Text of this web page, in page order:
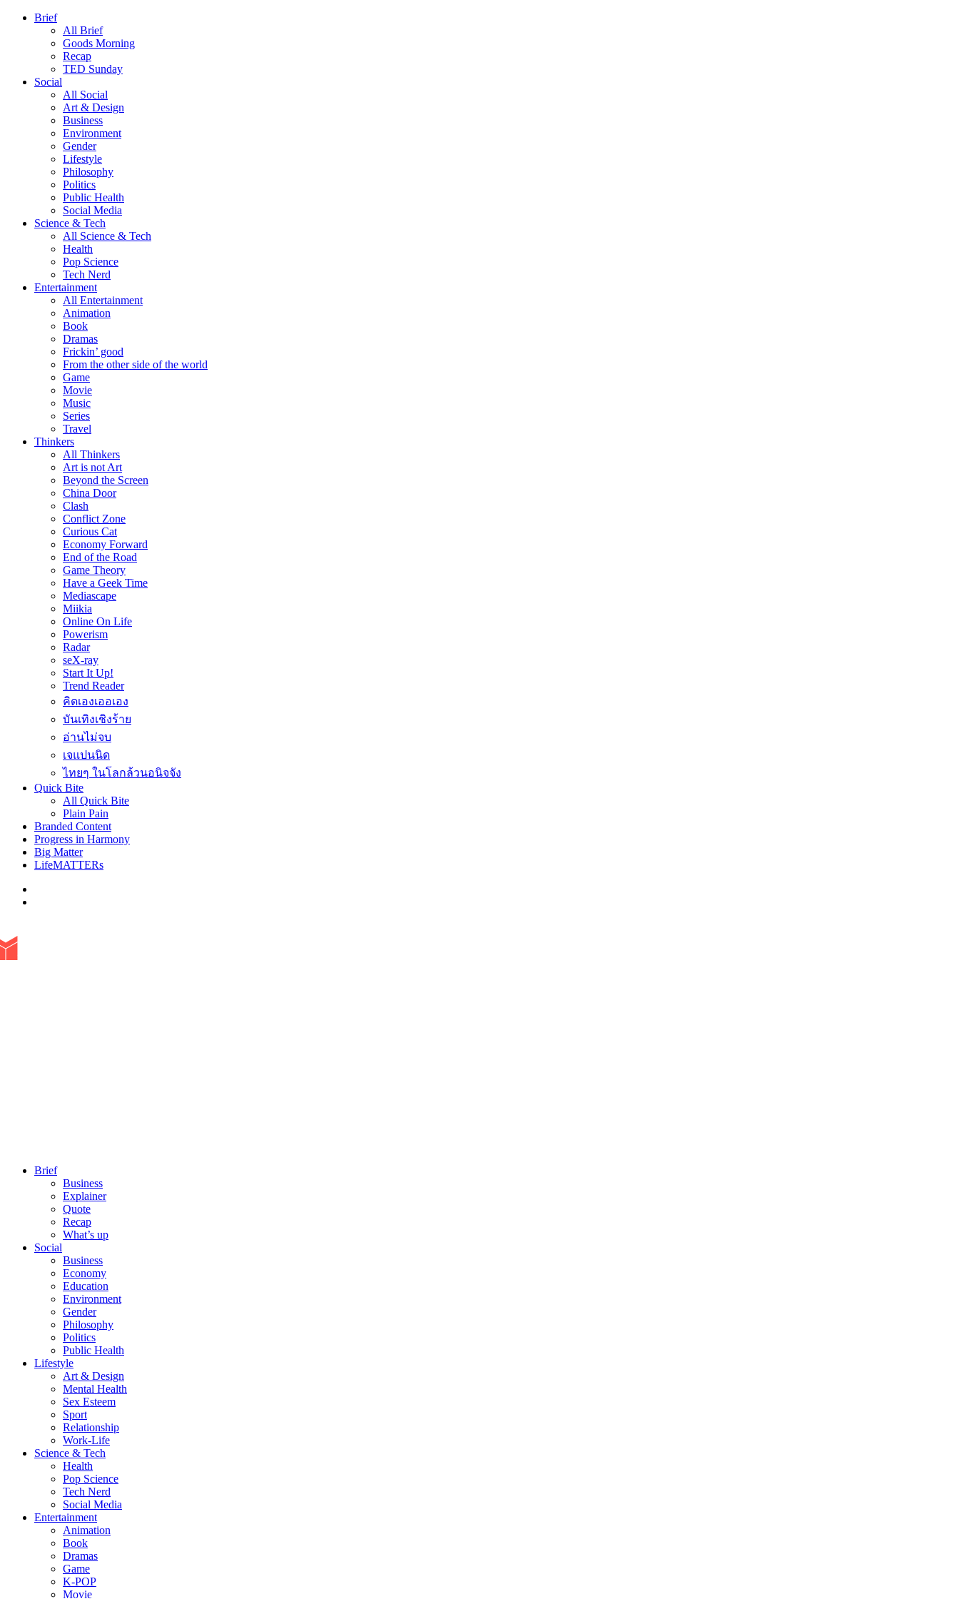
Brief
All Brief
Goods Morning
Recap
TED Sunday
Social
All Social
Art & Design
Business
Environment
Gender
Lifestyle
Philosophy
Politics
Public Health
Social Media
Science & Tech
All Science & Tech
Health
Pop Science
Tech Nerd
Entertainment
All Entertainment
Animation
Book
Dramas
Frickin’ good
From the other side of the world
Game
Movie
Music
Series
Travel
Thinkers
All Thinkers
Art is not Art
Beyond the Screen
China Door
Clash
Conflict Zone
Curious Cat
Economy Forward
End of the Road
Game Theory
Have a Geek Time
Mediascape
Miikia
Online On Life
Powerism
Radar
seX-ray
Start It Up!
Trend Reader
คิดเองเออเอง
บันเทิงเชิงร้าย
อ่านไม่จบ
เจแปนนิด
ไทยๆ ในโลกล้วนอนิจจัง
Quick Bite
All Quick Bite
Plain Pain
Branded Content
Progress in Harmony
Big Matter
LifeMATTERs
Brief
Business
Explainer
Quote
Recap
What’s up
Social
Business
Economy
Education
Environment
Gender
Philosophy
Politics
Public Health
Lifestyle
Art & Design
Mental Health
Sex Esteem
Sport
Relationship
Work-Life
Science & Tech
Health
Pop Science
Tech Nerd
Social Media
Entertainment
Animation
Book
Dramas
Game
K-POP
Movie